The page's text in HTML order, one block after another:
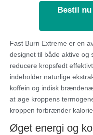
Bestil
Fast Burn Extreme er en
designet til både aktive og
reducere kropsfedt
indeholder naturlige
koffein og indisk
at øge kroppens
kroppen forbrænder
Øget energi og